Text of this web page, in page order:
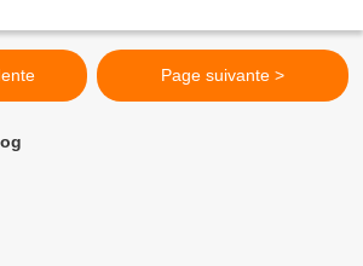
Page suivante >